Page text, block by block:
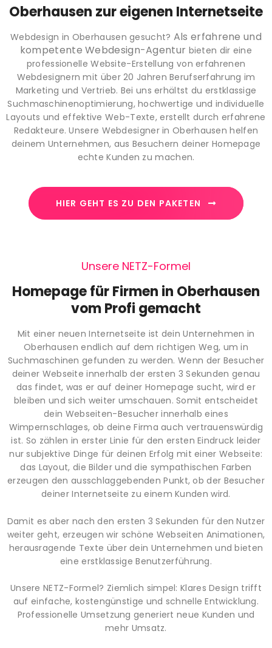
Oberhausen zur eigenen Internetseite
Webdesign in Oberhausen gesucht? Als erfahrene und
kompetente Webdesign-Agentur bieten dir eine
professionelle Website-Erstellung von erfahrenen
Webdesignern mit über 20 Jahren Berufserfahrung im
Marketing und Vertrieb. Bei uns erhältst du erstklassige
Suchmaschinenoptimierung, hochwertige und individuelle
Layouts und effektive Web-Texte, erstellt durch erfahrene
Redakteure. Unsere Webdesigner in Oberhausen helfen
deinem Unternehmen, aus Besuchern deiner Homepage
echte Kunden zu machen.
HIER GEHT ES ZU DEN PAKETEN
Unsere NETZ-Formel
Homepage für Firmen in Oberhausen
vom Profi gemacht
Mit einer neuen Internetseite ist dein Unternehmen in
Oberhausen endlich auf dem richtigen Weg, um in
Suchmaschinen gefunden zu werden. Wenn der Besucher
deiner Webseite innerhalb der ersten 3 Sekunden genau
das findet, was er auf deiner Homepage sucht, wird er
bleiben und sich weiter umschauen. Somit entscheidet
dein Webseiten-Besucher innerhalb eines
Wimpernschlages, ob deine Firma auch vertrauenswürdig
ist. So zählen in erster Linie für den ersten Eindruck leider
nur subjektive Dinge für deinen Erfolg mit einer Webseite:
das Layout, die Bilder und die sympathischen Farben
erzeugen den ausschlaggebenden Punkt, ob der Besucher
deiner Internetseite zu einem Kunden wird.
Damit es aber nach den ersten 3 Sekunden für den Nutzer
weiter geht, erzeugen wir schöne Webseiten Animationen,
herausragende Texte über dein Unternehmen und bieten
eine erstklassige Benutzerführung.
Unsere NETZ-Formel? Ziemlich simpel: Klares Design trifft
auf einfache, kostengünstige und schnelle Entwicklung.
Professionelle Umsetzung generiert neue Kunden und
mehr Umsatz.